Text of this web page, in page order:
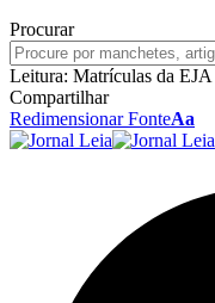
Procurar
Leitura: Matrículas da EJA
Compartilhar
Redimensionar FonteAa